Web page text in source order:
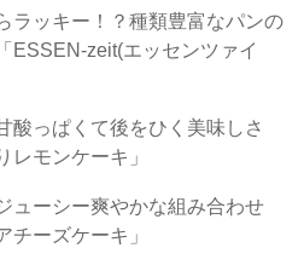
ラッキー！？種類豊富なパンの
ESSEN-zeit(エッセンツァイ
酸っぱくて後をひく美味しさ
レモンケーキ」
ューシー爽やかな組み合わせ
チーズケーキ」